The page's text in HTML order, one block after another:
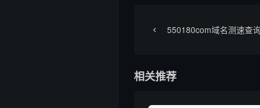
550180com域名测速查
相关推荐